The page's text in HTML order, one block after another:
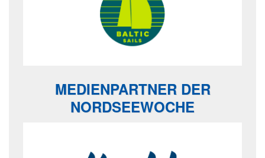
MEDIENPARTNER DER
NORDSEEWOCHE